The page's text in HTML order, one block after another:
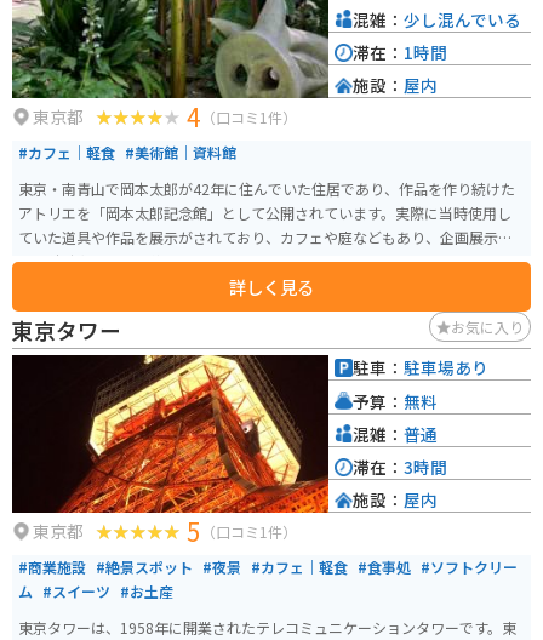
東京都 4 （口コミ1件）
#カフェ｜軽食 #美術館｜資料館
東京・南青山で岡本太郎が42年に住んでいた住居であり、作品を作り続けた
アトリエを「岡本太郎記念館」として公開されています。実際に当時使用し
ていた道具や作品を展示がされており、カフェや庭などもあり、企画展示室
では随時企画展を開催しています。
詳しく見る
混雑： 少し混んでいる
滞在： 1時間
施設： 屋内
東京タワー お気に入り
東京都 5 （口コミ1件）
#商業施設 #絶景スポット #夜景 #カフェ｜軽食 #食事処 #ソフトクリー
ム #スイーツ #お土産
東京タワーは、1958年に開業されたテレコミュニケーションタワーです。東
駐車： 駐車場あり
予算： 無料
混雑： 普通
滞在： 3時間
施設： 屋内